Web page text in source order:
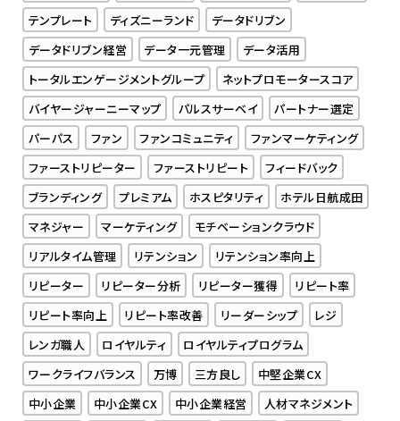
テンプレート
ディズニーランド
データドリブン
データドリブン経営
データ一元管理
データ活用
トータルエンゲージメントグループ
ネットプロモータースコア
バイヤージャーニーマップ
パルスサーベイ
パートナー選定
パーパス
ファン ファンコミュニティ
ファンマーケティング
ファーストリピーター
ファーストリピート
フィードバック
ブランディング
プレミアム ホスピタリティ
ホテル日航成田
マネジャー
マーケティング
モチベーションクラウド
リアルタイム管理
リテンション
リテンション率向上
リピーター
リピーター分析 リピーター獲得
リピート率
リピート率向上
リピート率改善 リーダーシップ
レジ
レンガ職人
ロイヤルティ
ロイヤルティプログラム
ワークライフバランス
万博 三方良し
中堅企業CX
中小企業
中小企業CX 中小企業経営
人材マネジメント